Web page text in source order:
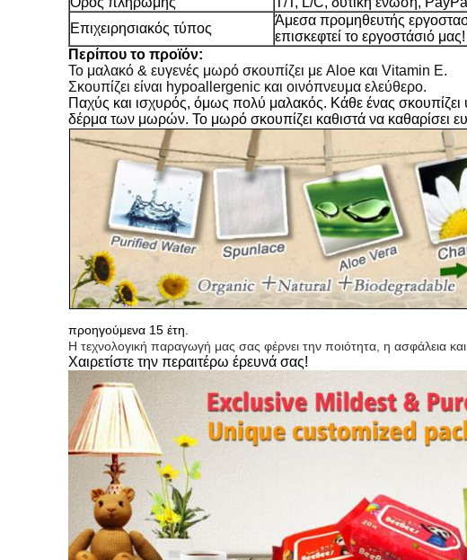
Επιχειρησιακός τύπος
Άμεσα προμηθευτής
επισκεφτεί το εργοστάσιό μας!
Περίπου το προϊόν:
Το μαλακό & ευγενές μωρό σκουπίζει με Aloe και Vitamin Ε.
Σκουπίζει είναι hypoallergenic και οινόπνευμα ελεύθερο.
Παχύς και ισχυρός, όμως πολύ μαλακός. Κάθε ένας σκουπίζει
δέρμα των μωρών. Το μωρό σκουπίζει καθιστά να καθαρίσει
προηγούμενα 15 έτη.
Η τεχνολογική παραγωγή μας σας φέρνει την ποιότητα, η ασφάλεια και
Χαιρετίστε την περαιτέρω έρευνά σας!